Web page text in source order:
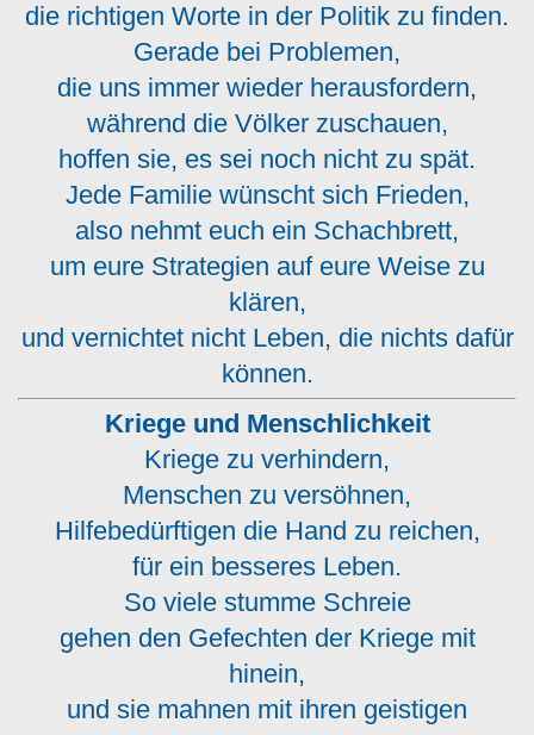
die richtigen Worte in der Politik zu finden.
Gerade bei Problemen,
die uns immer wieder herausfordern,
während die Völker zuschauen,
hoffen sie, es sei noch nicht zu spät.
Jede Familie wünscht sich Frieden,
also nehmt euch ein Schachbrett,
um eure Strategien auf eure Weise zu
klären,
und vernichtet nicht Leben, die nichts dafür
können.
Kriege und Menschlichkeit
Kriege zu verhindern,
Menschen zu versöhnen,
Hilfebedürftigen die Hand zu reichen,
für ein besseres Leben.
So viele stumme Schreie
gehen den Gefechten der Kriege mit
hinein,
und sie mahnen mit ihren geistigen